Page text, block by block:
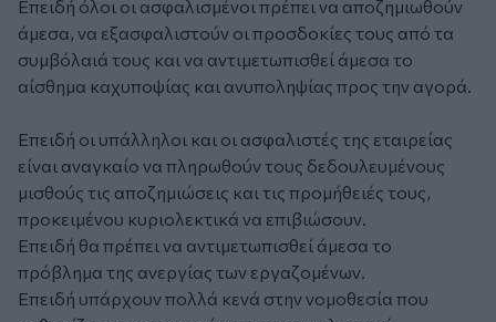
Επειδή όλοι οι ασφαλισμένοι πρέπει να αποζημιωθούν
άμεσα, να εξασφαλιστούν οι προσδοκίες τους από τα
συμβόλαιά τους και να αντιμετωπισθεί άμεσα το
αίσθημα καχυποψίας και ανυποληψίας προς την αγορά.
Επειδή οι υπάλληλοι και οι ασφαλιστές της εταιρείας
είναι αναγκαίο να πληρωθούν τους δεδουλευμένους
μισθούς τις αποζημιώσεις και τις προμήθειές τους,
προκειμένου κυριολεκτικά να επιβιώσουν.
Επειδή θα πρέπει να αντιμετωπισθεί άμεσα το
πρόβλημα της ανεργίας των εργαζομένων.
Επειδή υπάρχουν πολλά κενά στην νομοθεσία που